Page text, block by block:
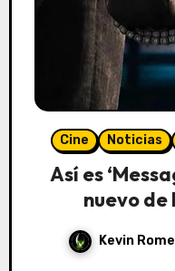
Cine Noticias
Así es
nuevo de
Kevin